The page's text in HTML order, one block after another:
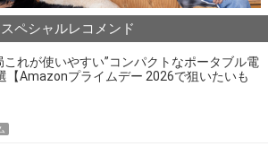
スペシャルレコメンド
これが使いやすい”コンパクトなポータブル電
【Amazonプライムデー 2026で狙いたいも